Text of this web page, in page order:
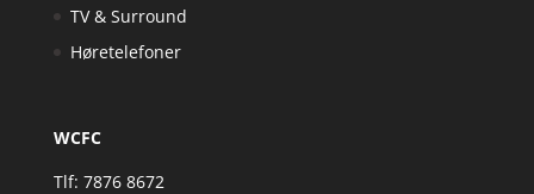
TV & Surround
Høretelefoner
WCFC
Tlf: 7876 8672